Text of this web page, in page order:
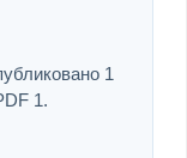
1
1.